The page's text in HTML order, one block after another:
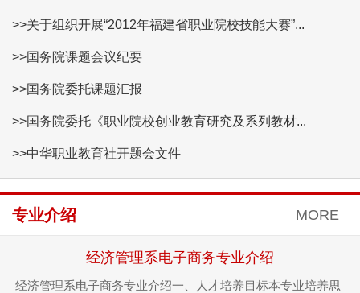
>>关于组织开展“2012年福建省职业院校技能大赛”...
>>国务院课题会议纪要
>>国务院委托课题汇报
>>国务院委托《职业院校创业教育研究及系列教材...
>>中华职业教育社开题会文件
专业介绍 MORE
经济管理系电子商务专业介绍
经济管理系电子商务专业介绍一、人才培养目标本专业培养思